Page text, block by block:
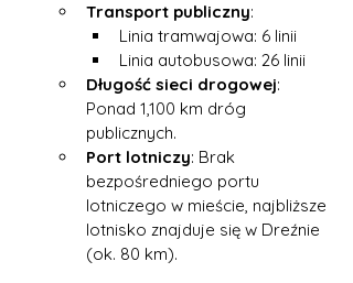
Transport publiczny:
Linia tramwajowa: 6 linii
Linia autobusowa: 26 linii
Długość sieci drogowej:
Ponad 1,100 km dróg
publicznych.
Port lotniczy: Brak
bezpośredniego portu
lotniczego w mieście, najbliższe
lotnisko znajduje się w Dreźnie
(ok. 80 km).